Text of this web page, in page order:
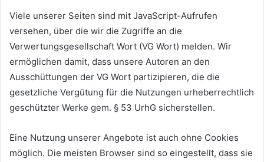
Viele unserer Seiten sind mit JavaScript-Aufrufen
versehen, über die wir die Zugriffe an die
Verwertungsgesellschaft Wort (VG Wort) melden. Wir
ermöglichen damit, dass unsere Autoren an den
Ausschüttungen der VG Wort partizipieren, die die
gesetzliche Vergütung für die Nutzungen urheberrechtlich
geschützter Werke gem. § 53 UrhG sicherstellen.
Eine Nutzung unserer Angebote ist auch ohne Cookies
möglich. Die meisten Browser sind so eingestellt, dass sie